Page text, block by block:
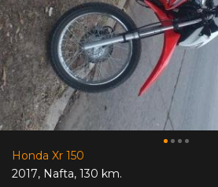
Honda Xr 150
2017, Nafta, 130 km.